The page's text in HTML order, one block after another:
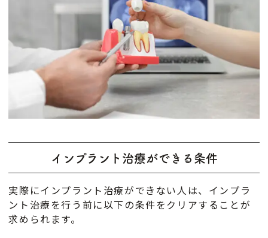
近年では歯を失った方にとって、インプラント
治療は主流の治療法方法となっています。入れ
歯やブリッジとは異なり、自然な歯のように使
用できるのが特徴です。
しかし、その分インプラント治療を行うには、
いくつかの条件があります。過去にインプラン
ト治療を希望したものの、断られた経験がある
方もいらっしゃるかもしれません。
インプラント治療ができる条件
実際にインプラント治療ができない人は、インプラ
ント治療を行う前に以下の条件をクリアすることが
求められます。